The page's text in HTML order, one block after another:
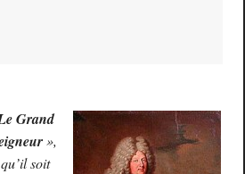
Grand
»,
soit